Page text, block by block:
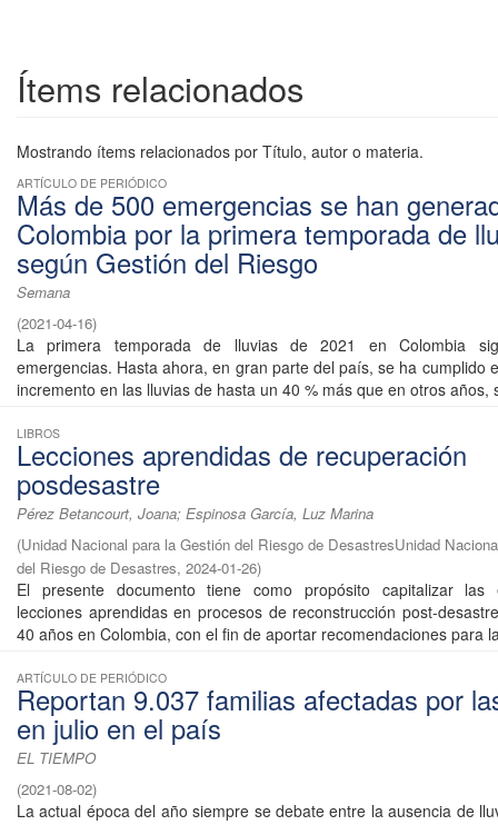
Ítems relacionados
Mostrando ítems relacionados por Título, autor o materia.
ARTÍCULO DE PERIÓDICO
Más de 500 emergencias se han
Colombia por la primera temporada de
según Gestión del Riesgo
Semana
(2021-04-16)
La primera temporada de lluvias de 2021 en Colombia
emergencias. Hasta ahora, en gran parte del país, se ha cumplido
incremento en las lluvias de hasta un 40 % más que en otros años,
LIBROS
Lecciones aprendidas de recuperación
posdesastre
Pérez Betancourt, Joana; Espinosa García, Luz Marina
(Unidad Nacional para la Gestión del Riesgo de DesastresUnidad
del Riesgo de Desastres, 2024-01-26)
El presente documento tiene como propósito capitalizar las
lecciones aprendidas en procesos de reconstrucción post-
40 años en Colombia, con el fin de aportar recomendaciones para
ARTÍCULO DE PERIÓDICO
Reportan 9.037 familias afectadas por
en julio en el país
EL TIEMPO
(2021-08-02)
La actual época del año siempre se debate entre la ausencia de